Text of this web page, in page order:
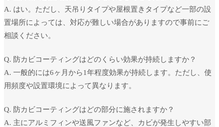
A. はい。ただし、天吊りタイプや屋根置きタイプなど一部の設
置場所によっては、対応が難しい場合がありますので事前にご
相談ください。
Q. 防カビコーティングはどのくらい効果が持続しますか？
A. 一般的には6ヶ月から1年程度効果が持続します。ただし、使
用頻度や設置環境によって異なります。
Q. 防カビコーティングはどの部分に施されますか？
A. 主にアルミフィンや送風ファンなど、カビが発生しやすい部